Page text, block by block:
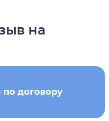
на
договору